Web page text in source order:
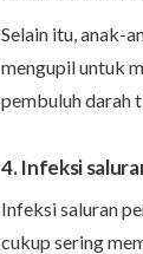
Selain itu, anak-
mengupil untuk
pembuluh darah
4. Infeksi
Infeksi saluran
cukup sering